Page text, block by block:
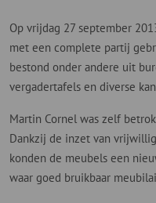
Op vrijdag 27 september
met een complete partij
bestond onder andere uit
vergadertafels en diverse
Martin Cornel was zelf
Dankzij de inzet van
konden de meubels een
waar goed bruikbaar